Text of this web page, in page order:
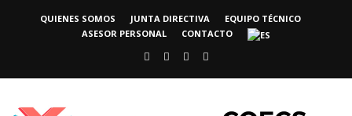
QUIENES SOMOS JUNTA DIRECTIVA
EQUIPO TÉCNICO
ASESOR PERSONAL
CONTACTO